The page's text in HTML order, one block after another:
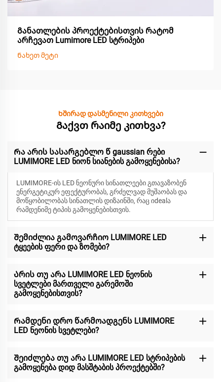
Განათლების პროექტებისთვის რატომ
არჩევათ Lumimore LED სტრიპები
Ნახეთ მეტი
Ხშირად დასმენილი კითხვები
Გაქვთ რაიმე კითხვა?
Რა არის სასარგებლო წ gaussian რები
LUMIMORE LED ნიონ სიანების გამოყენებისა?
LUMIMORE-ის LED ნეონური სინათლეები გთავაზობენ
ენერგეტიკურ ეფექტურობას, გრძელვად მუშაობას და
მოწყობილობას სინათლის დიზაინში, რაც იdealა
რამდენიმე ტიპის გამოყენებისთვის.
Შემიძლია გამოვარჩიო LUMIMORE LED
ტყეების ფერი და ზომები?
Არის თუ არა LUMIMORE LED ნეონის
სვეტლები მართველი გარემოში
გამოყენებისთვის?
Რამდენი დრო წარმოადგენს LUMIMORE
LED ნეონის სვეტლები?
Შეიძლება თუ არა LUMIMORE LED სტრიპების
გამოყენება დიდ მასშტაბის პროექტებში?